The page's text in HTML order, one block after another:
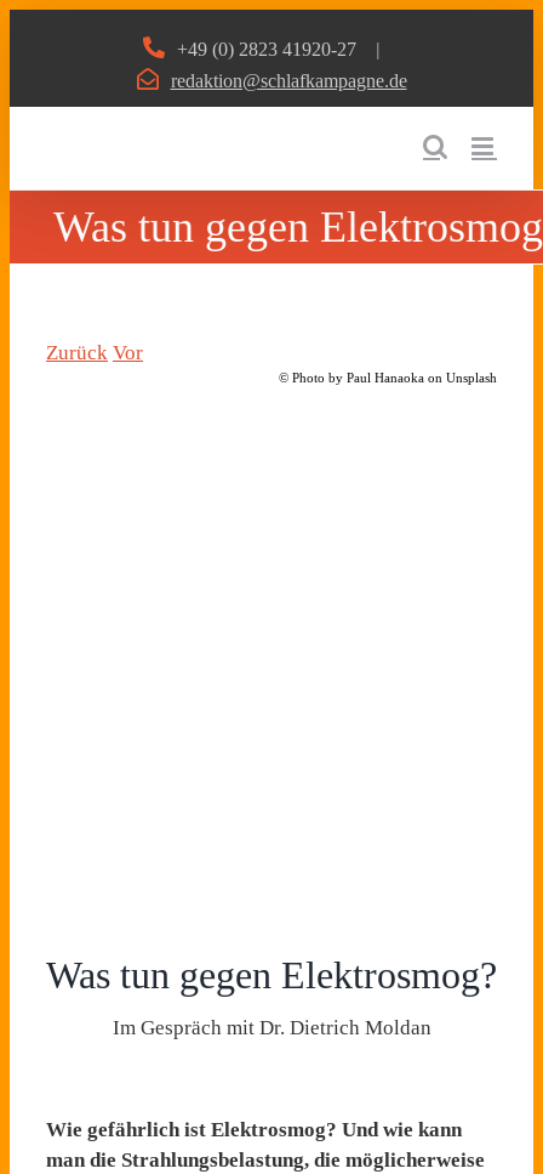
+49 (0) 2823 41920-27
|
redaktion@schlafkampagne.de
Was tun gegen
Zurück Vor
© Photo by Paul Hanaoka on Unsplash
Was tun gegen Elektrosmog?
Im Gespräch mit Dr. Dietrich Moldan
Wie gefährlich ist Elektrosmog? Und wie kann
man die Strahlungsbelastung, die möglicherweise